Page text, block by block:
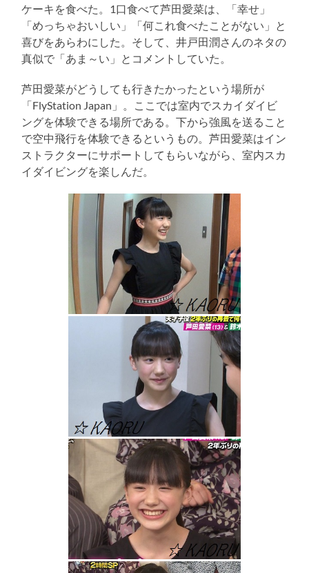
ケーキを食べた。1口食べて芦田愛菜は、「幸せ」
「めっちゃおいしい」「何これ食べたことがない」と
喜びをあらわにした。そして、井戸田潤さんのネタの
真似で「あま～い」とコメントしていた。
芦田愛菜がどうしても行きたかったという場所が
「FlyStation Japan」。ここでは室内でスカイダイビ
ングを体験できる場所である。下から強風を送ること
で空中飛行を体験できるというもの。芦田愛菜はイン
ストラクターにサポートしてもらいながら、室内スカ
イダイビングを楽しんだ。